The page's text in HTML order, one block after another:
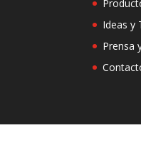
Ideas y
Prensa